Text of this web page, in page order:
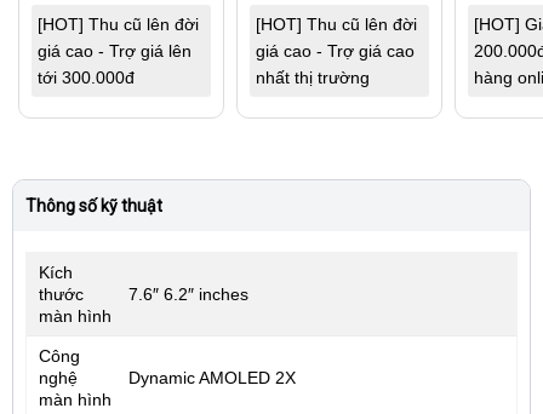
[HOT] Thu cũ lên đời
giá cao - Trợ giá lên
tới 300.000đ
[HOT] Thu cũ lên đời
giá cao - Trợ giá cao
nhất thị trường
[HOT]
hàng
Thông số kỹ thuật
Kích
thước
màn hình
7.6″ 6.2″ inches
Công
nghệ
màn hình
Dynamic AMOLED 2X